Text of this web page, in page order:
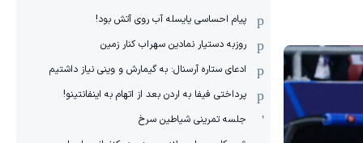
پیام احساسی یایسله آب روی آتش بود!
روزبه دستیار نمادین سهراب کنار زمین
ادعای ستاره آرسنال: به گیمارش و وینی نیاز داشتیم
پرداختی فیفا به اردن بعد از اتهام به اینفانتینو!
جلسه تمرینی شیاطین سرخ